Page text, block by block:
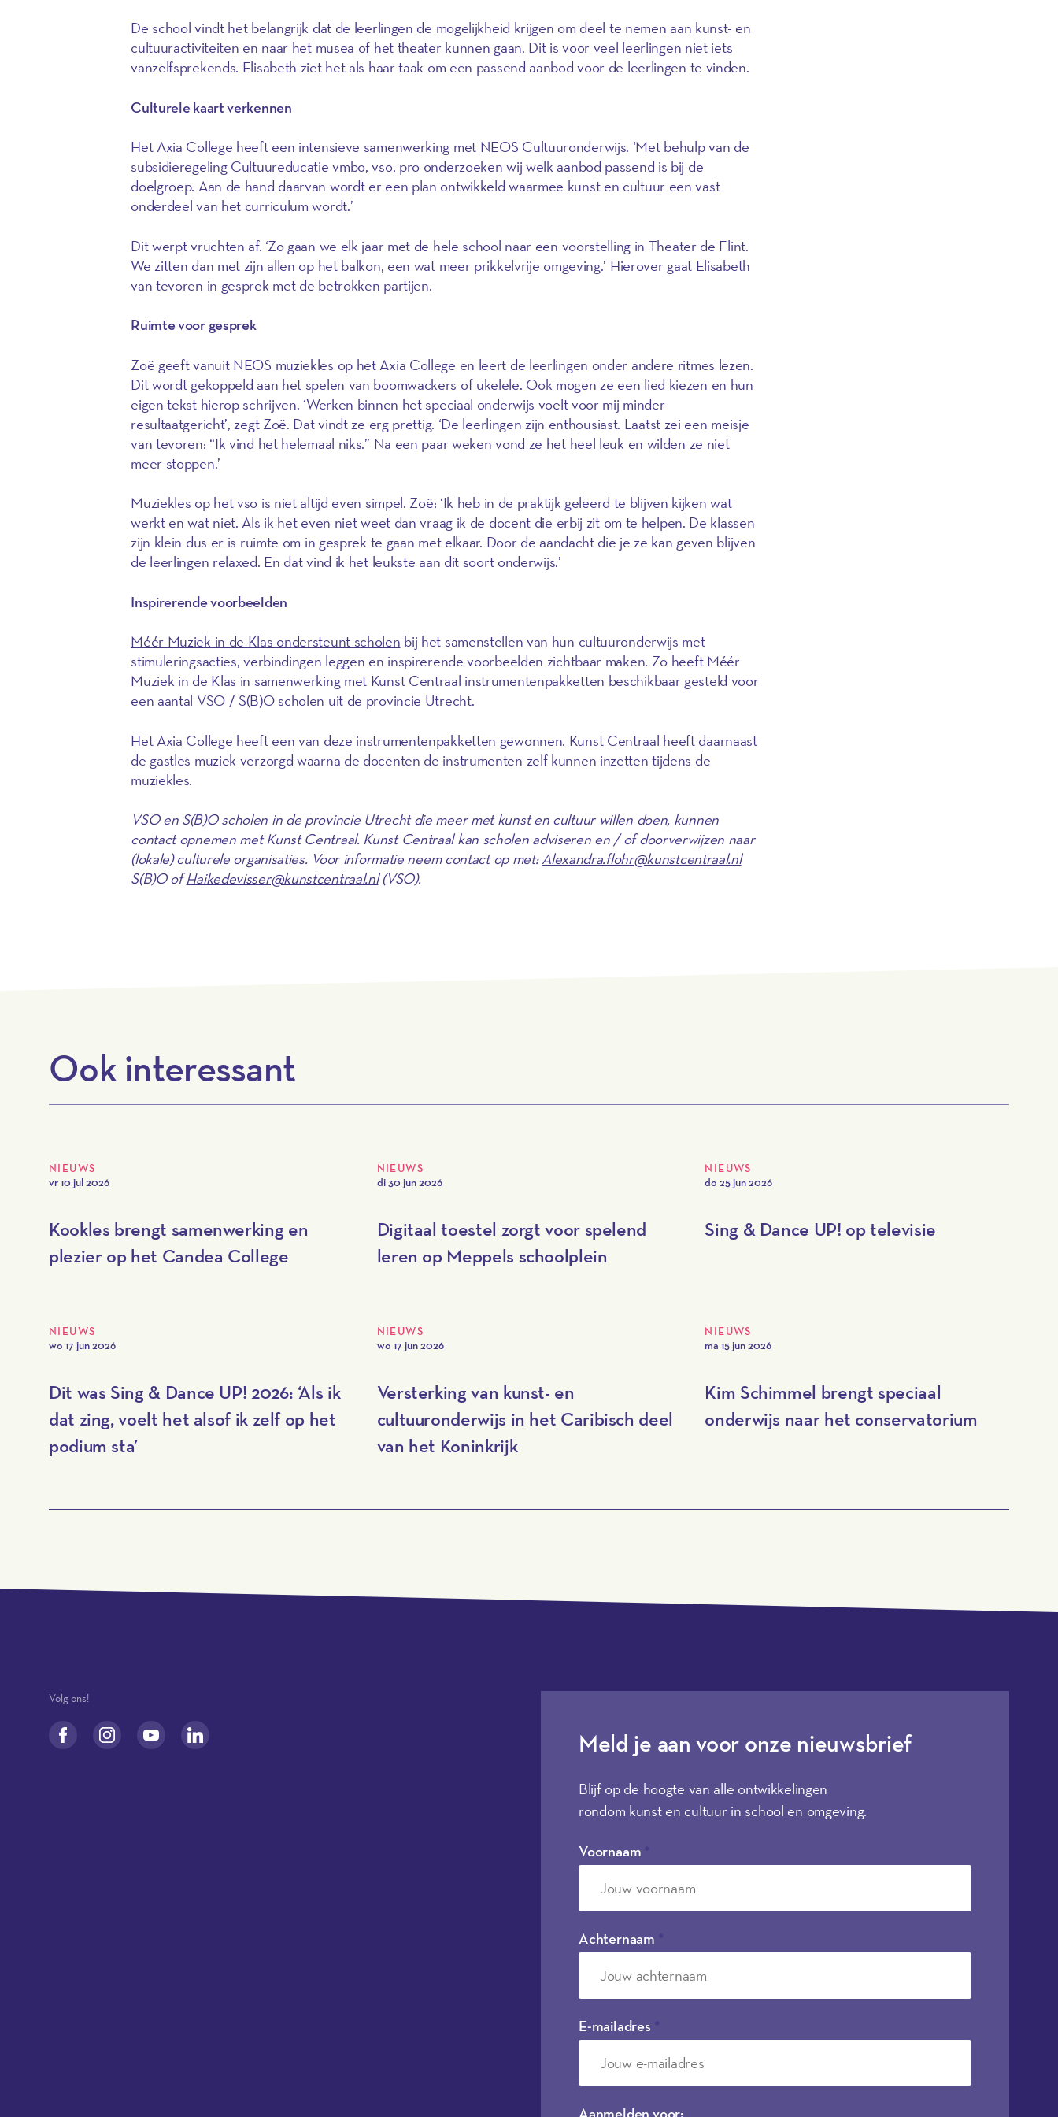
De school vindt het belangrijk dat de leerlingen de mogelijkheid krijgen om deel te nemen aan kunst- en
cultuuractiviteiten en naar het musea of het theater kunnen gaan. Dit is voor veel leerlingen niet iets
vanzelfsprekends. Elisabeth ziet het als haar taak om een passend aanbod voor de leerlingen te vinden.
Culturele kaart verkennen
Het Axia College heeft een intensieve samenwerking met NEOS Cultuuronderwijs. ‘Met behulp van de
subsidieregeling Cultuureducatie vmbo, vso, pro onderzoeken wij welk aanbod passend is bij de
doelgroep. Aan de hand daarvan wordt er een plan ontwikkeld waarmee kunst en cultuur een vast
onderdeel van het curriculum wordt.’
Dit werpt vruchten af. ‘Zo gaan we elk jaar met de hele school naar een voorstelling in Theater de Flint.
We zitten dan met zijn allen op het balkon, een wat meer prikkelvrije omgeving.’ Hierover gaat Elisabeth
van tevoren in gesprek met de betrokken partijen.
Ruimte voor gesprek
Zoë geeft vanuit NEOS muziekles op het Axia College en leert de leerlingen onder andere ritmes lezen.
Dit wordt gekoppeld aan het spelen van boomwackers of ukelele. Ook mogen ze een lied kiezen en hun
eigen tekst hierop schrijven. ‘Werken binnen het speciaal onderwijs voelt voor mij minder
resultaatgericht’, zegt Zoë. Dat vindt ze erg prettig. ‘De leerlingen zijn enthousiast. Laatst zei een meisje
van tevoren: “Ik vind het helemaal niks.” Na een paar weken vond ze het heel leuk en wilden ze niet
meer stoppen.’
Muziekles op het vso is niet altijd even simpel. Zoë: ‘Ik heb in de praktijk geleerd te blijven kijken wat
werkt en wat niet. Als ik het even niet weet dan vraag ik de docent die erbij zit om te helpen. De klassen
zijn klein dus er is ruimte om in gesprek te gaan met elkaar. Door de aandacht die je ze kan geven blijven
de leerlingen relaxed. En dat vind ik het leukste aan dit soort onderwijs.’
Inspirerende voorbeelden
Méér Muziek in de Klas ondersteunt scholen bij het samenstellen van hun cultuuronderwijs met
stimuleringsacties, verbindingen leggen en inspirerende voorbeelden zichtbaar maken. Zo heeft Méér
Muziek in de Klas in samenwerking met Kunst Centraal instrumentenpakketten beschikbaar gesteld voor
een aantal VSO / S(B)O scholen uit de provincie Utrecht.
Het Axia College heeft een van deze instrumentenpakketten gewonnen. Kunst Centraal heeft daarnaast
de gastles muziek verzorgd waarna de docenten de instrumenten zelf kunnen inzetten tijdens de
muziekles.
VSO en S(B)O scholen in de provincie Utrecht die meer met kunst en cultuur willen doen, kunnen
contact opnemen met Kunst Centraal. Kunst Centraal kan scholen adviseren en / of doorverwijzen naar
(lokale) culturele organisaties. Voor informatie neem contact op met:Alexandra.flohr@kunstcentraal.nl
S(B)O ofHaikedevisser@kunstcentraal.nl(VSO).
Ook interessant
NIEUWS
vr 10 jul 2026
Kookles brengt samenwerking en
plezier op het Candea College
NIEUWS
di 30 jun 2026
Digitaal toestel zorgt voor spelend
leren op Meppels schoolplein
NIEUWS
do 25 jun 2026
Sing & Dance UP! op televisie
NIEUWS
wo 17 jun 2026
Dit was Sing & Dance UP! 2026: ‘Als ik
dat zing, voelt het alsof ik zelf op het
podium sta’
NIEUWS
wo 17 jun 2026
Versterking van kunst- en
cultuuronderwijs in het Caribisch deel
van het Koninkrijk
NIEUWS
ma 15 jun 2026
Kim Schimmel brengt speciaal
onderwijs naar het conservatorium
Volg ons!
Meld je aan voor onze nieuwsbrief
Blijf op de hoogte van alle ontwikkelingen
rondom kunst en cultuur in school en omgeving.
Voornaam
Achternaam
E-mailadres
Aanmelden voor: